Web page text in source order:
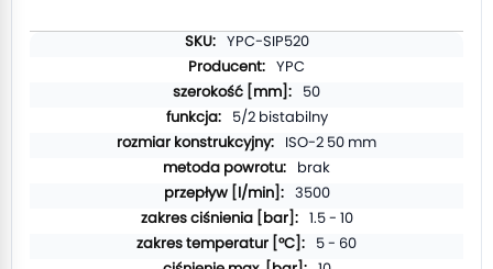
YPC-SIP520
YPC
50
5/2 bistabilny
ISO-2 50 mm
brak
3500
1.5 - 10
5 - 60